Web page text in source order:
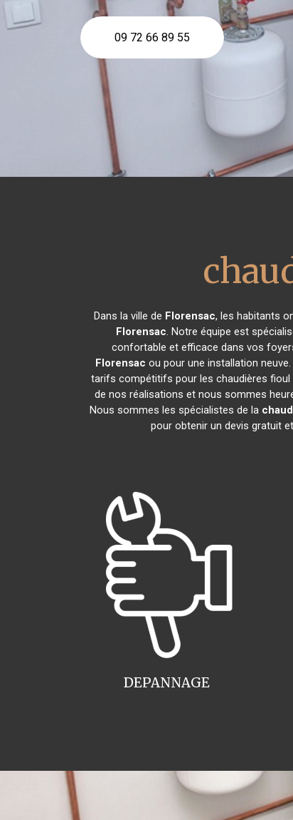
09 72 66 89 55
Dans la ville de Florensac, les habitants
Florensac. Notre équipe est
confortable et efficace dans vos
Florensac ou pour une installation
tarifs compétitifs pour les chaudières fioul
de nos réalisations et nous sommes
Nous sommes les spécialistes de la
pour obtenir un devis gratuit
DEPANNAGE